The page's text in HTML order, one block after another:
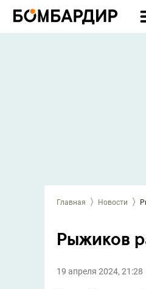
Главная Новости
Рыжиков
19 апреля 2024, 21:28